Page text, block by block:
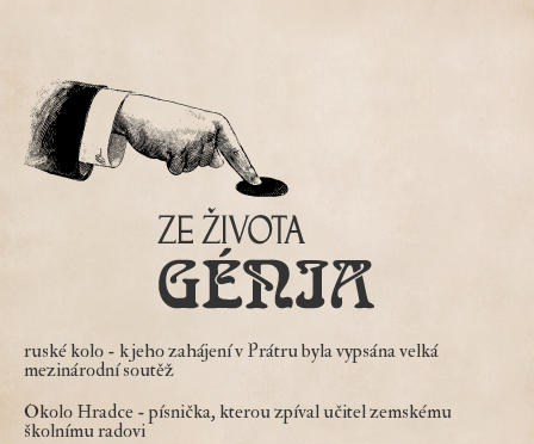
ruské kolo - k jeho zahájení v Prátru byla vypsána velká
mezinárodní soutěž
Okolo Hradce - písnička, kterou zpíval učitel zemskému
školnímu radovi